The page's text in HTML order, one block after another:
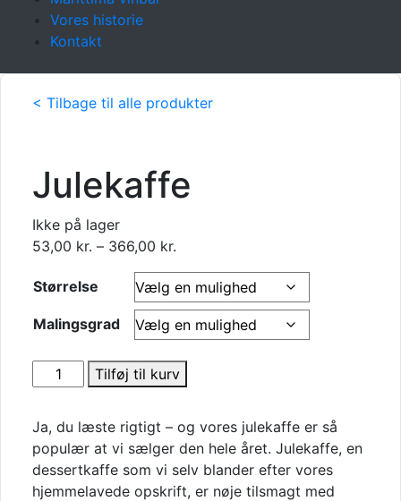
Vores historie
Kontakt
< Tilbage til alle produkter
Julekaffe
Ikke på lager
53,00 kr. – 366,00 kr.
til
366,00 kr.
Størrelse
Malingsgrad
Julekaffe
antal
Tilføj til kurv
Ja, du læste rigtigt – og vores julekaffe er så
populær at vi sælger den hele året. Julekaffe, en
dessertkaffe som vi selv blander efter vores
hjemmelavede opskrift, er nøje tilsmagt med